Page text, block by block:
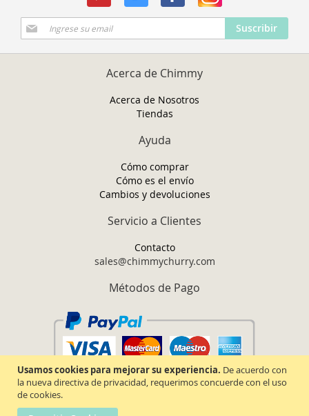
Usamos cookies para mejorar su experiencia. De acuerdo con
la nueva directiva de privacidad, requerimos concuerde con el uso
de cookies.
Suscríbase
a
Nuestro
Suscribir
Acerca de Chimmy
Acerca de Nosotros
Tiendas
Ayuda
Cómo comprar
Cómo es el envío
Cambios y devoluciones
Servicio a Clientes
Contacto
sales@chimmychurry.com
Métodos de Pago
Chimmy Churry TM. Todos los derechos reservados.